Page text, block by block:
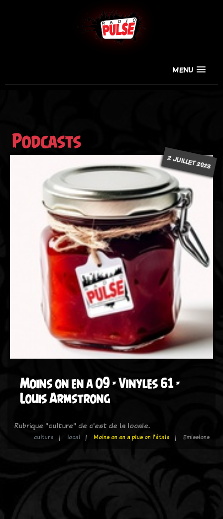
MENU
Podcasts
2 JUILLET 2023
Moins on en a 09 - Vinyles 61 -
Louis Armstrong
Rubrique "culture" de c'est de la locale.
culture local Moins on en a plus on l'étale Emissions